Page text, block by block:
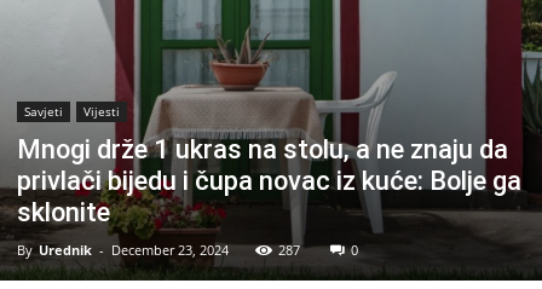
Savjeti Vijesti
Mnogi drže 1 ukras na stolu, a ne znaju da
privlači bijedu i čupa novac iz kuće: Bolje ga
sklonite
By Urednik - December 23, 2024 287 0